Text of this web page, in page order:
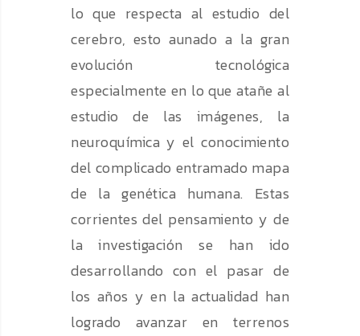
lo que respecta al estudio del
cerebro, esto aunado a la gran
evolución tecnológica
especialmente en lo que atañe al
estudio de las imágenes, la
neuroquímica y el conocimiento
del complicado entramado mapa
de la genética humana. Estas
corrientes del pensamiento y de
la investigación se han ido
desarrollando con el pasar de
los años y en la actualidad han
logrado avanzar en terrenos